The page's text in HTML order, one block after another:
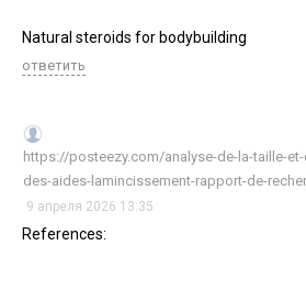
Natural steroids for bodybuilding
ответить
https://posteezy.com/analyse-de-la-taille-
des-aides-lamincissement-rapport-de-
9 апреля 2026 13:35
References: